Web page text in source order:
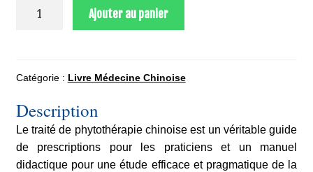
quantité
phytothérapie
Ajouter au panier
Catégorie : Livre Médecine Chinoise
Description
Le traité de phytothérapie chinoise est un véritable guide
de prescriptions pour les praticiens et un manuel
didactique pour une étude efficace et pragmatique de la